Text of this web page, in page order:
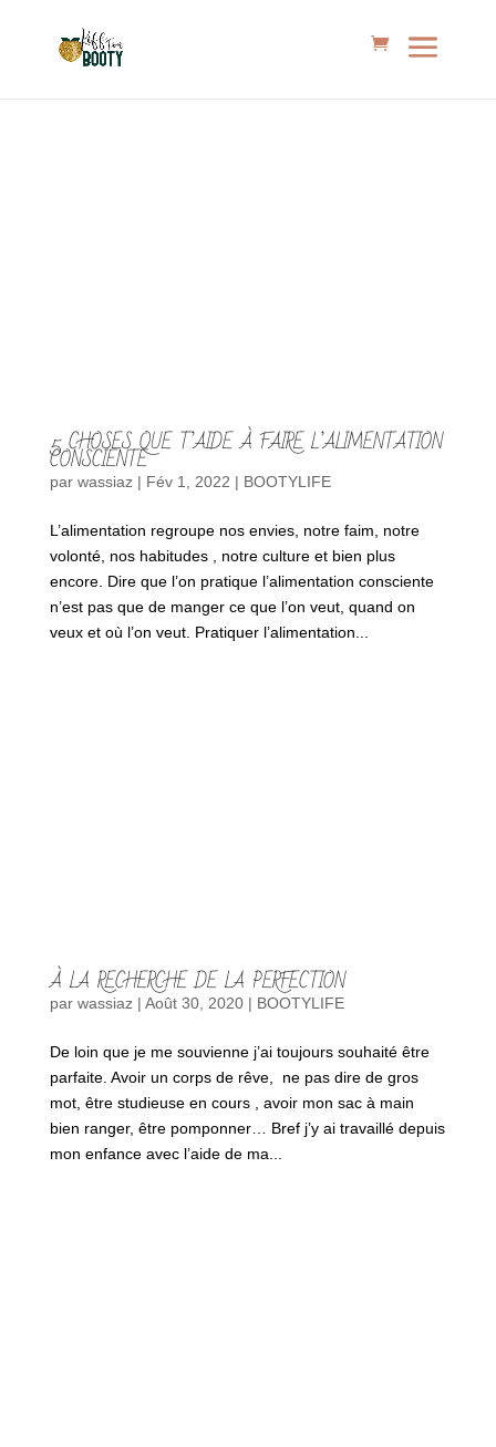
5 CHOSES QUE T’AIDE À FAIRE L’ALIMENTATION
CONSCIENTE
par wassiaz| Fév 1, 2022 | BOOTYLIFE
L’alimentation regroupe nos envies, notre faim, notre
volonté, nos habitudes , notre culture et bien plus
encore. Dire que l’on pratique l’alimentation consciente
n’est pas que de manger ce que l’on veut, quand on
veux et où l’on veut. Pratiquer l’alimentation...
À LA RECHERCHE DE LA PERFECTION
par wassiaz| Août 30, 2020| BOOTYLIFE
De loin que je me souvienne j’ai toujours souhaité être
parfaite. Avoir un corps de rêve, ne pas dire de gros
mot, être studieuse en cours , avoir mon sac à main
bien ranger, être pomponner… Bref j’y ai travaillé depuis
mon enfance avec l’aide de ma...